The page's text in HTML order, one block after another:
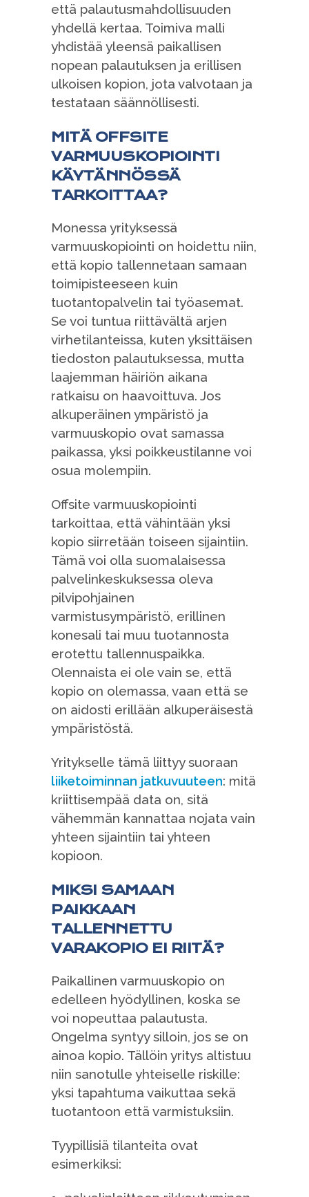
että palautusmahdollisuuden
yhdellä kertaa. Toimiva malli
yhdistää yleensä paikallisen
nopean palautuksen ja erillisen
ulkoisen kopion, jota valvotaan ja
testataan säännöllisesti.
MITÄ OFFSITE
VARMUUSKOPIOINTI
KÄYTÄNNÖSSÄ
TARKOITTAA?
Monessa yrityksessä
varmuuskopiointi on hoidettu niin,
että kopio tallennetaan samaan
toimipisteeseen kuin
tuotantopalvelin tai työasemat.
Se voi tuntua riittävältä arjen
virhetilanteissa, kuten yksittäisen
tiedoston palautuksessa, mutta
laajemman häiriön aikana
ratkaisu on haavoittuva. Jos
alkuperäinen ympäristö ja
varmuuskopio ovat samassa
paikassa, yksi poikkeustilanne voi
osua molempiin.
Offsite varmuuskopiointi
tarkoittaa, että vähintään yksi
kopio siirretään toiseen sijaintiin.
Tämä voi olla suomalaisessa
palvelinkeskuksessa oleva
pilvipohjainen
varmistusympäristö, erillinen
konesali tai muu tuotannosta
erotettu tallennuspaikka.
Olennaista ei ole vain se, että
kopio on olemassa, vaan että se
on aidosti erillään alkuperäisestä
ympäristöstä.
Yritykselle tämä liittyy suoraan
liiketoiminnan jatkuvuuteen: mitä
kriittisempää data on, sitä
vähemmän kannattaa nojata vain
yhteen sijaintiin tai yhteen
kopioon.
MIKSI SAMAAN
PAIKKAAN
TALLENNETTU
VARAKOPIO EI RIITÄ?
Paikallinen varmuuskopio on
edelleen hyödyllinen, koska se
voi nopeuttaa palautusta.
Ongelma syntyy silloin, jos se on
ainoa kopio. Tällöin yritys altistuu
niin sanotulle yhteiselle riskille:
yksi tapahtuma vaikuttaa sekä
tuotantoon että varmistuksiin.
Tyypillisiä tilanteita ovat
esimerkiksi: